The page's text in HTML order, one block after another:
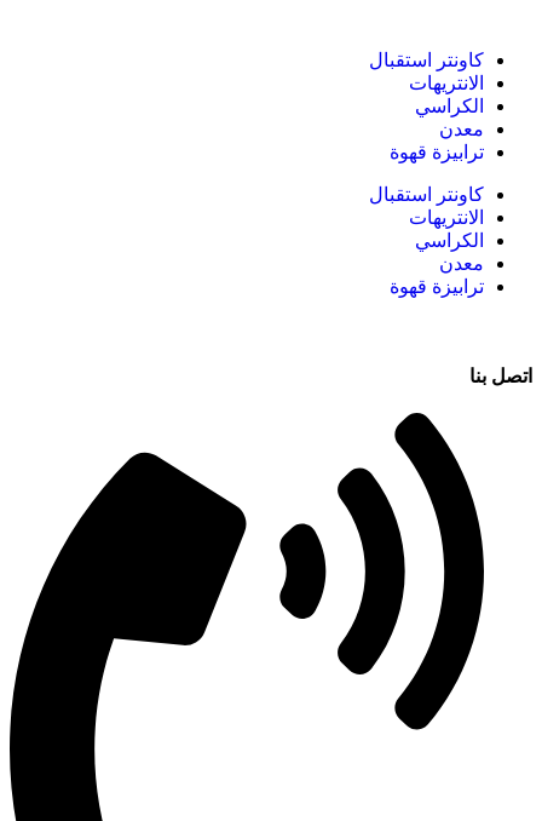
كاونتر استقبال
الانتريهات
الكراسي
معدن
ترابيزة قهوة
كاونتر استقبال
الانتريهات
الكراسي
معدن
ترابيزة قهوة
اتصل بنا